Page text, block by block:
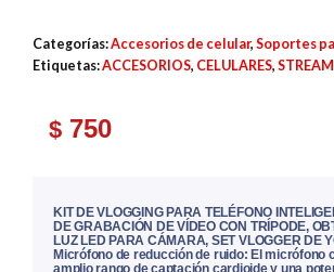
Categorías:Accesorios de celular, Soportes
Etiquetas:ACCESORIOS, CELULARES,
$ 750
KIT DE VLOGGING PARA TELÉFONO
DE GRABACIÓN DE VÍDEO CON TRÍPODE,
LUZ LED PARA CÁMARA, SET VLOGGER DE
Micrófono de reducción de ruido: El micrófono
amplio rango de captación cardioide y una